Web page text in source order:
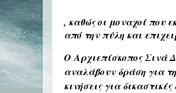
, καθώς οι μοναχοί που
από την πύλη και
ΟΑρχιεπίσκοπος Σινά
αναλάβουν δράση για
κινήσεις για